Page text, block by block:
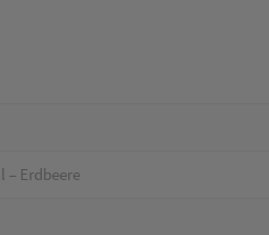
– Erdbeere